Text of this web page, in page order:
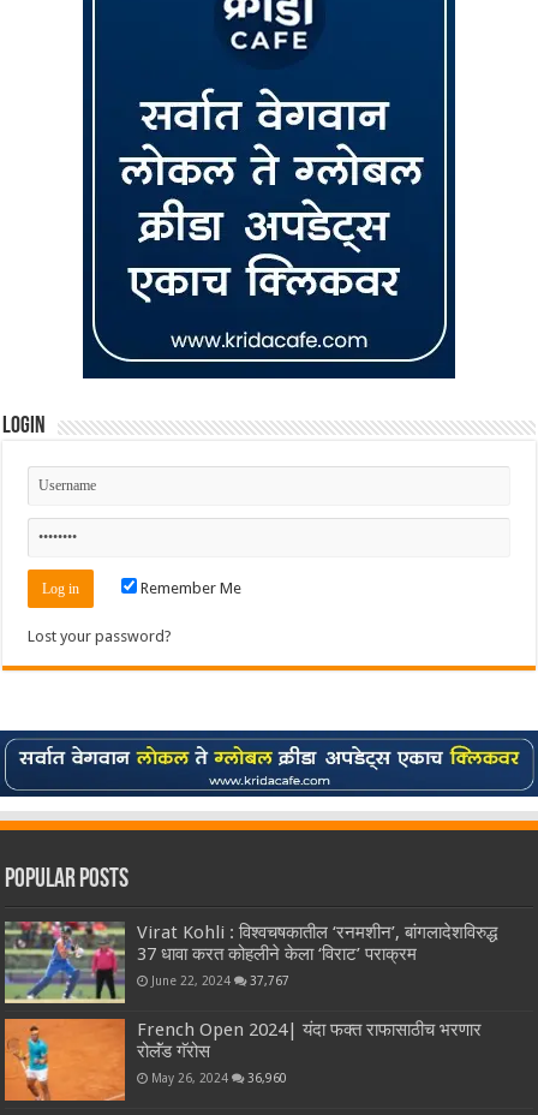
Login
Remember Me
Lost your password?
Popular Posts
Virat Kohli : विश्वचषकातील ‘रनमशीन’, बांगलादेशविरुद्ध
37 धावा करत कोहलीने केला ‘विराट’ पराक्रम
June 22, 2024 37,767
French Open 2024| यंदा फक्त राफासाठीच भरणार
रोलॅंड गॅरोस
May 26, 2024 36,960